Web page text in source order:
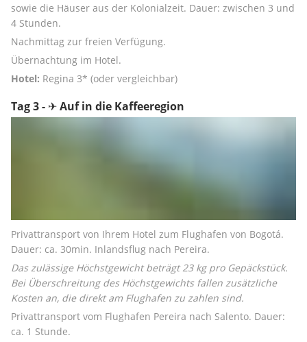
sowie die Häuser aus der Kolonialzeit. Dauer: zwischen 3 und
4 Stunden.
Nachmittag zur freien Verfügung.
Übernachtung im Hotel.
Hotel: Regina 3* (oder vergleichbar)
Tag 3 - ✈ Auf in die Kaffeeregion
Privattransport von Ihrem Hotel zum Flughafen von Bogotá.
Dauer: ca. 30min. Inlandsflug nach Pereira.
Das zulässige Höchstgewicht beträgt 23 kg pro Gepäckstück.
Bei Überschreitung des Höchstgewichts fallen zusätzliche
Kosten an, die direkt am Flughafen zu zahlen sind.
Privattransport vom Flughafen Pereira nach Salento. Dauer:
ca. 1 Stunde.